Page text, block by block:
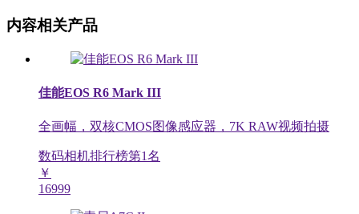
内容相关产品
佳能EOS R6 Mark III
全画幅，双核CMOS图像感应器，7K RAW视频拍摄
数码相机排行榜第1名
￥
16999